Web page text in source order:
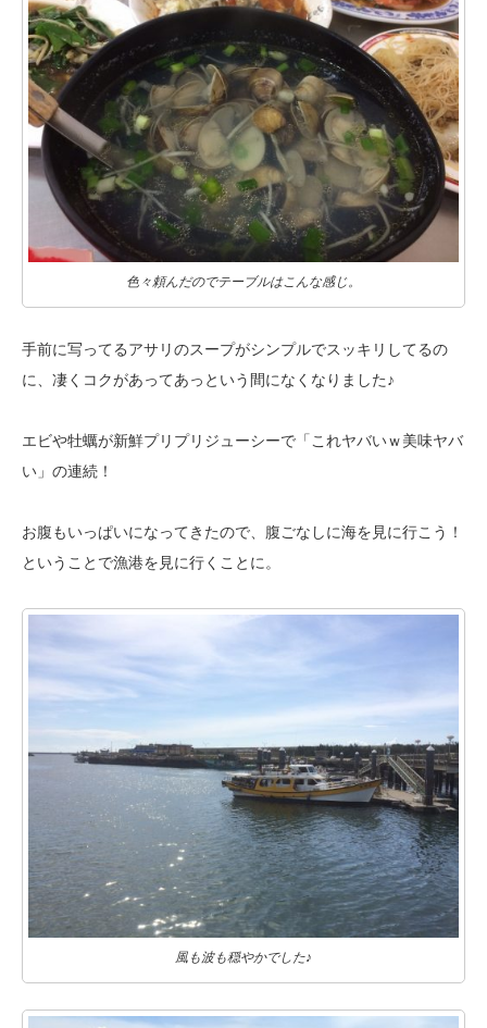
色々頼んだのでテーブルはこんな感じ。
手前に写ってるアサリのスープがシンプルでスッキリしてるの
に、凄くコクがあってあっという間になくなりました♪
エビや牡蠣が新鮮プリプリジューシーで「これヤバいｗ美味ヤバ
い」の連続！
お腹もいっぱいになってきたので、腹ごなしに海を見に行こう！
ということで漁港を見に行くことに。
風も波も穏やかでした♪